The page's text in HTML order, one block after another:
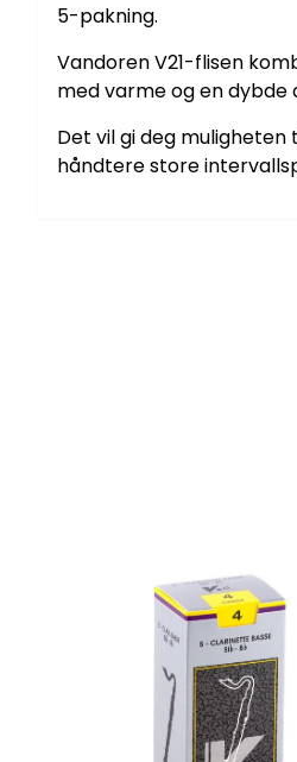
5-pakning.
Vandoren V21-flisen
med varme og en dybde
Det vil gi deg
håndtere store